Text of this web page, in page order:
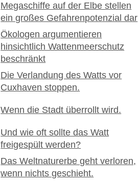
Megaschiffe auf der Elbe stellen
ein großes Gefahrenpotenzial dar
Ökologen argumentieren
hinsichtlich Wattenmeerschutz
beschränkt
Die Verlandung des Watts vor
Cuxhaven stoppen.
Wenn die Stadt überrollt wird.
Und wie oft sollte das Watt
freigespült werden?
Das Weltnaturerbe geht verloren,
wenn nichts geschieht.